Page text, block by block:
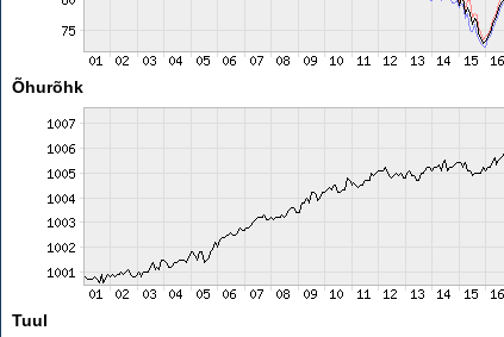
Õhurõhk
Tuul